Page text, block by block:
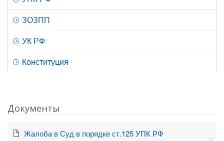
ЗОЗПП
УК РФ
Конституция
Документы
Жалоба в Суд в порядке ст.125 УПК РФ